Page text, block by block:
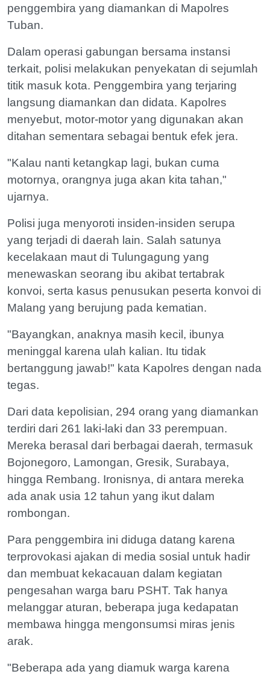
penggembira yang diamankan di Mapolres
Tuban.
Dalam operasi gabungan bersama instansi
terkait, polisi melakukan penyekatan di sejumlah
titik masuk kota. Penggembira yang terjaring
langsung diamankan dan didata. Kapolres
menyebut, motor-motor yang digunakan akan
ditahan sementara sebagai bentuk efek jera.
"Kalau nanti ketangkap lagi, bukan cuma
motornya, orangnya juga akan kita tahan,"
ujarnya.
Polisi juga menyoroti insiden-insiden serupa
yang terjadi di daerah lain. Salah satunya
kecelakaan maut di Tulungagung yang
menewaskan seorang ibu akibat tertabrak
konvoi, serta kasus penusukan peserta konvoi di
Malang yang berujung pada kematian.
"Bayangkan, anaknya masih kecil, ibunya
meninggal karena ulah kalian. Itu tidak
bertanggung jawab!" kata Kapolres dengan nada
tegas.
Dari data kepolisian, 294 orang yang diamankan
terdiri dari 261 laki-laki dan 33 perempuan.
Mereka berasal dari berbagai daerah, termasuk
Bojonegoro, Lamongan, Gresik, Surabaya,
hingga Rembang. Ironisnya, di antara mereka
ada anak usia 12 tahun yang ikut dalam
rombongan.
Para penggembira ini diduga datang karena
terprovokasi ajakan di media sosial untuk hadir
dan membuat kekacauan dalam kegiatan
pengesahan warga baru PSHT. Tak hanya
melanggar aturan, beberapa juga kedapatan
membawa hingga mengonsumsi miras jenis
arak.
"Beberapa ada yang diamuk warga karena